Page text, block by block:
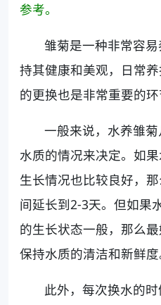
参考。
雏菊是一种非常容
持其健康和美观，日常
的更换也是非常重要的环
一般来说，水养雏
水质的情况来决定。如
生长情况也比较良好，
间延长到2-3天。但如果
的生长状态一般，那么
保持水质的清洁和新鲜度
此外，每次换水的